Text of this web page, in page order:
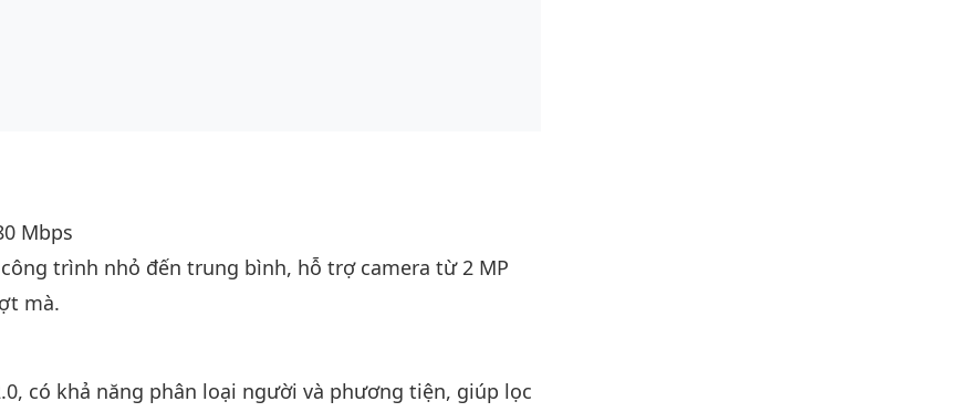
Mbps
trình nhỏ đến trung bình, hỗ trợ camera từ 2 MP
mà.
có khả năng phân loại người và phương tiện, giúp lọc